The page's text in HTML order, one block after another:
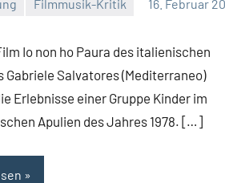
Filmmusik-Kritik 16. Februar
Io non ho Paura des italienischen
Gabriele Salvatores (Mediterraneo)
Erlebnisse einer Gruppe Kinder im
Apulien des Jahres 1978. […]